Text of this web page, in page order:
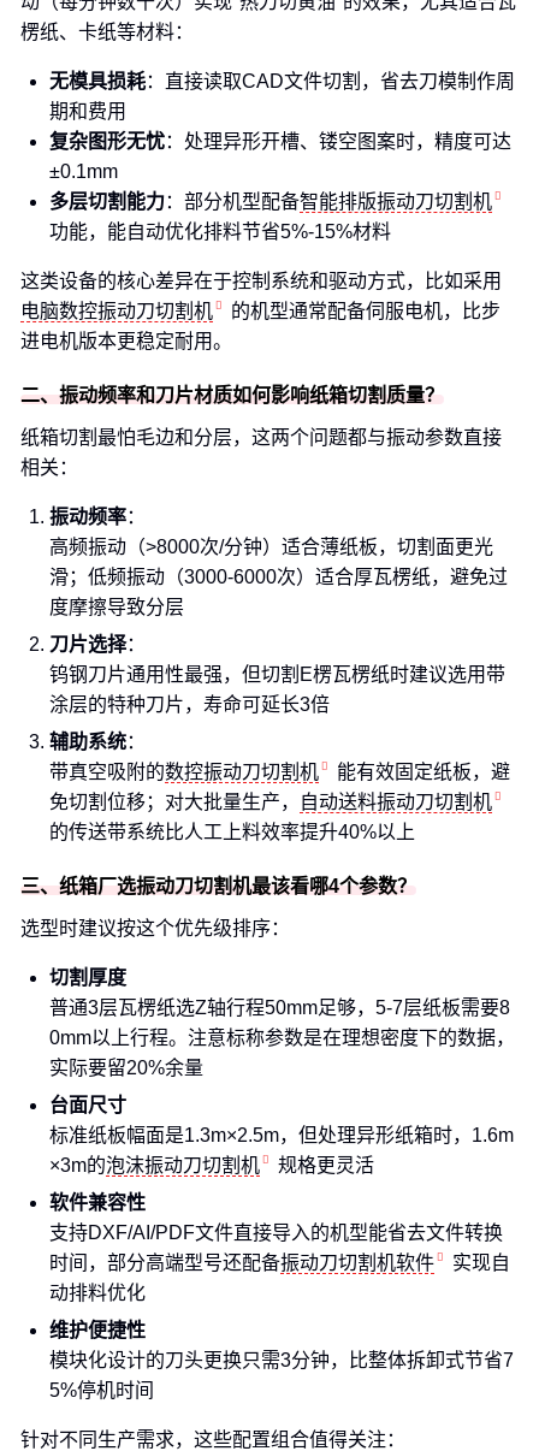
楞纸、卡纸等材料：
无模具损耗：直接读取CAD文件切割，省去刀模制作周
期和费用
复杂图形无忧：处理异形开槽、镂空图案时，精度可达
±0.1mm
多层切割能力：部分机型配备智能排版振动刀切割机
功能，能自动优化排料节省5%-15%材料
这类设备的核心差异在于控制系统和驱动方式，比如采用
电脑数控振动刀切割机
的机型通常配备伺服电机，比步
进电机版本更稳定耐用。
二、振动频率和刀片材质如何影响纸箱切割质量？
纸箱切割最怕毛边和分层，这两个问题都与振动参数直接
相关：
振动频率：
高频振动（>8000次/分钟）适合薄纸板，切割面更光
滑；低频振动（3000-6000次）适合厚瓦楞纸，避免过
度摩擦导致分层
刀片选择：
钨钢刀片通用性最强，但切割E楞瓦楞纸时建议选用带
涂层的特种刀片，寿命可延长3倍
辅助系统：
带真空吸附的数控振动刀切割机
能有效固定纸板，避
免切割位移；对大批量生产，
自动送料振动刀切割机
的传送带系统比人工上料效率提升40%以上
三、纸箱厂选振动刀切割机最该看哪4个参数？
选型时建议按这个优先级排序：
切割厚度
普通3层瓦楞纸选Z轴行程50mm足够，5-7层纸板需要8
0mm以上行程。注意标称参数是在理想密度下的数据，
实际要留20%余量
台面尺寸
标准纸板幅面是1.3m×2.5m，但处理异形纸箱时，1.6m
×3m的泡沫振动刀切割机
规格更灵活
软件兼容性
支持DXF/AI/PDF文件直接导入的机型能省去文件转换
时间，部分高端型号还配备振动刀切割机软件
实现自
动排料优化
维护便捷性
模块化设计的刀头更换只需3分钟，比整体拆卸式节省7
5%停机时间
针对不同生产需求，这些配置组合值得关注：